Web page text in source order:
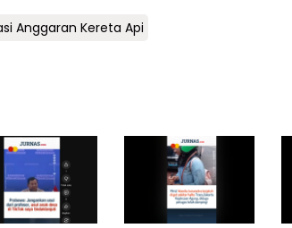
Anggaran Kereta Api